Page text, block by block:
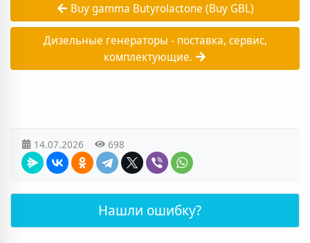
Buy gamma Butyrolactone (Buy GBL)
Дизельные генераторы - поставка, сервис,
комплектующие.
14.07.2026 698
Нашли ошибку?